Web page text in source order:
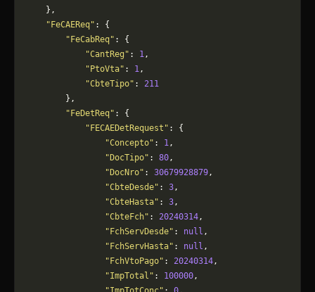
    },
    "FeCAEReq"
: {
        "FeCabReq"
: {
            "CantReg"
: 1,
            "PtoVta"
: 1,
            "CbteTipo"
: 211
        },
        "FeDetReq"
: {
            "FECAEDetRequest"
: {
                "Concepto"
: 1,
                "DocTipo"
: 80,
                "DocNro"
: 30679928879,
                "CbteDesde"
: 3,
                "CbteHasta"
: 3,
                "CbteFch"
: 20240314,
                "FchServDesde"
: null ,
                "FchServHasta"
: null ,
                "FchVtoPago"
: 20240314,
                "ImpTotal"
: 100000,